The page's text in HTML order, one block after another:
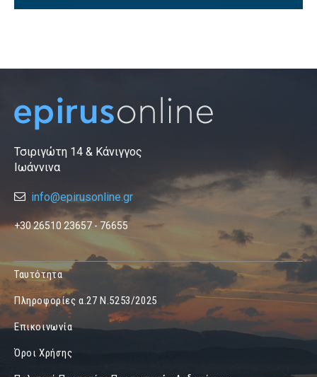
Τσιριγώτη 14 & Κάνιγγος
Ιωάννινα
info@epirusonline.gr
+30 26510 23657 - 76655
Ταυτότητα
Πληροφορίες α.27 Ν.5253/2025
Επικοινωνία
Όροι Χρήσης